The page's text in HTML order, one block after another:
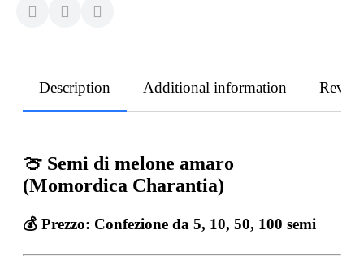
Description Additional information
🍈 Semi di melone amaro
(Momordica Charantia)
💰 Prezzo: Confezione da 5, 10, 50, 100 semi